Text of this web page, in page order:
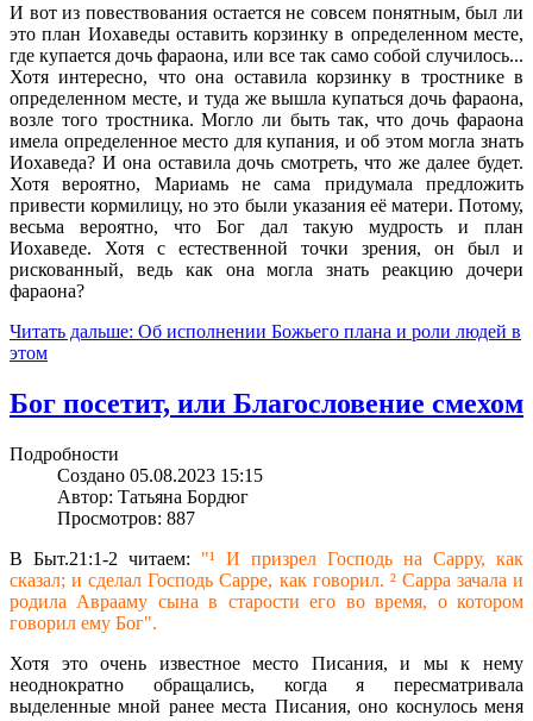
И вот из повествования остается не совсем понятным, был ли
это план Иохаведы оставить корзинку в определенном месте,
где купается дочь фараона, или все так само собой случилось...
Хотя интересно, что она оставила корзинку в тростнике в
определенном месте, и туда же вышла купаться дочь фараона,
возле того тростника. Могло ли быть так, что дочь фараона
имела определенное место для купания, и об этом могла знать
Иохаведа? И она оставила дочь смотреть, что же далее будет.
Хотя вероятно, Мариамь не сама придумала предложить
привести кормилицу, но это были указания её матери. Потому,
весьма вероятно, что Бог дал такую мудрость и план
Иохаведе. Хотя с естественной точки зрения, он был и
рискованный, ведь как она могла знать реакцию дочери
фараона?
Читать дальше: Об исполнении Божьего плана и роли людей в
этом
Бог посетит, или Благословение смехом
Подробности
Создано 05.08.2023 15:15
Автор: Татьяна Бордюг
Просмотров: 887
В Быт.21:1-2 читаем: "¹ И призрел Господь на Сарру, как
сказал; и сделал Господь Сарре, как говорил. ² Сарра зачала и
родила Аврааму сына в старости его во время, о котором
говорил ему Бог".
Хотя это очень известное место Писания, и мы к нему
неоднократно обращались, когда я пересматривала
выделенные мной ранее места Писания, оно коснулось меня